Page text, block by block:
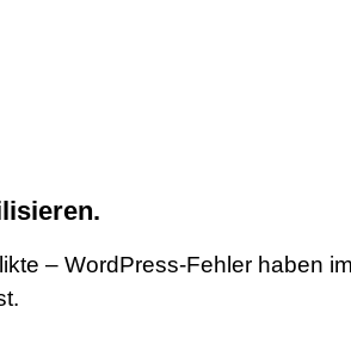
– WordPress-Fehler haben